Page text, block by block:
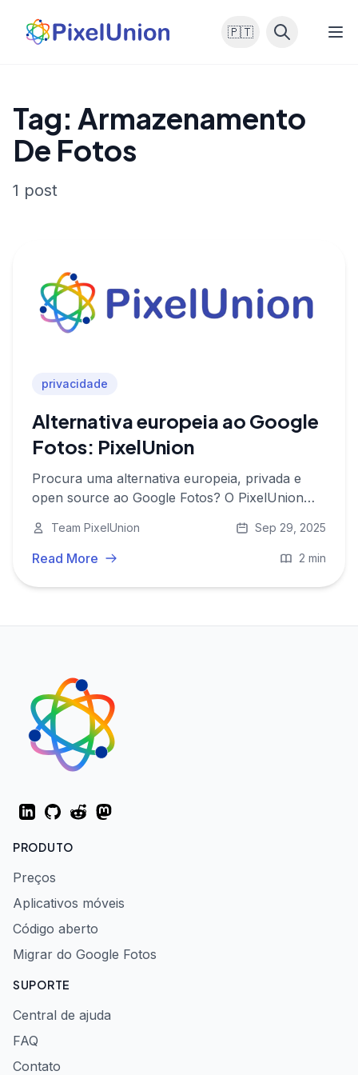
🇵🇹
Tag: Armazenamento
De Fotos
1 post
privacidade
Alternativa europeia ao Google
Fotos: PixelUnion
Procura uma alternativa europeia, privada e
open source ao Google Fotos? O PixelUnion
Europa com funcionalidades comparáveis - sem
rastreamento.
Team PixelUnion Sep 29, 2025
Read More 2 min
LinkedInGitHubRedditMastodon
PRODUTO
Preços
Aplicativos móveis
Código aberto
Migrar do Google Fotos
SUPORTE
Central de ajuda
FAQ
Contato